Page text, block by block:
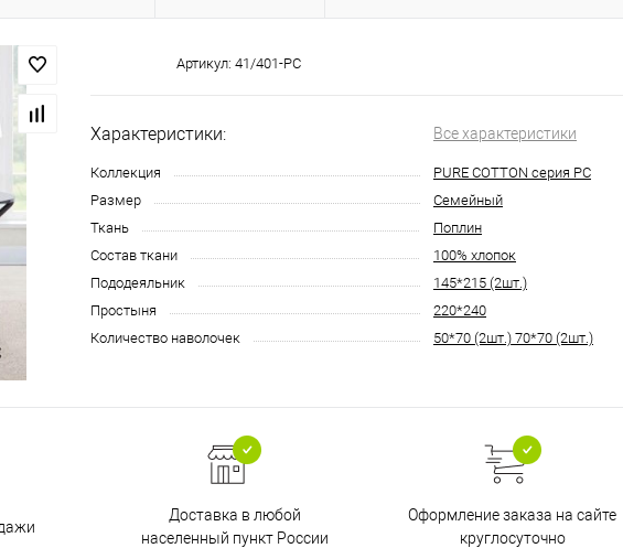
Артикул: 41/401-PC
Характеристики: Все характеристики
Коллекция
PURE COTTON серия PC
Размер
Семейный
Ткань
Поплин
Состав ткани
100% хлопок
Пододеяльник
145*215 (2шт.)
Простыня
220*240
Количество наволочек
50*70 (2шт.) 70*70 (2шт.)
Доставка в любой
населенный пункт России
Оформление заказа на сайте
круглосуточно